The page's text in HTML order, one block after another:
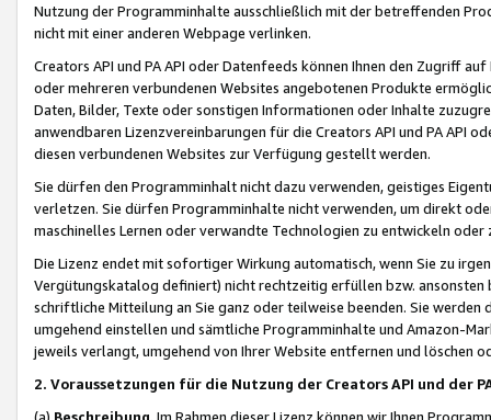
Nutzung der Programminhalte ausschließlich mit der betreffenden
nicht mit einer anderen Webpage verlinken.
Creators API und PA API oder Datenfeeds können Ihnen den Zugriff
oder mehreren verbundenen Websites angebotenen Produkte
Daten, Bilder, Texte oder sonstigen Informationen oder Inhalte
anwendbaren Lizenzvereinbarungen für die Creators API und PA API
diesen verbundenen Websites zur Verfügung gestellt werden.
Sie dürfen den Programminhalt nicht dazu verwenden, geistiges
verletzen. Sie dürfen Programminhalte nicht verwenden, um direkt
maschinelles Lernen oder verwandte Technologien zu entwickeln
Die Lizenz endet mit sofortiger Wirkung automatisch, wenn Sie zu
Vergütungskatalog definiert) nicht rechtzeitig erfüllen bzw. ansonsten
schriftliche Mitteilung an Sie ganz oder teilweise beenden. Sie werden
umgehend einstellen und sämtliche Programminhalte und Amazon-
jeweils verlangt, umgehend von Ihrer Website entfernen und löschen
2. Voraussetzungen für die Nutzung der Creators API und der
(a) Beschreibung. Im Rahmen dieser Lizenz können wir Ihnen